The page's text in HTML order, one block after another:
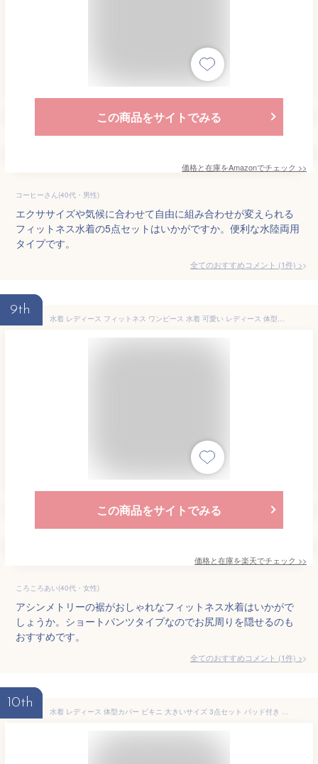
この商品をサイトでみる
価格と在庫をAmazonでチェック >>
コーヒーさん(40代・男性)
エクササイズや気候に合わせて自由に組み合わせが変えられる
フィットネス水着の5点セットはいかがですか。便利な水陸両用
タイプです。
全てのおすすめコメント (1件) >
9th
水着 レディース フィットネス ワンピース 水着 可愛い レディース 体型カバー オールインワン 20代 30代 40代 女性用 大きいサイズ フィットネス 水着 競泳水着 送料無料
この商品をサイトでみる
価格と在庫を楽天でチェック >>
ころころあい(40代・女性)
アシンメトリーの裾がおしゃれなフィットネス水着はいかがで
しょうか。ショートパンツタイプなのでお尻周りを隠せるのも
おすすめです。
全てのおすすめコメント (1件) >
10th
水着 レディース 体型カバー ビキニ 大きいサイズ 3点セット パッド付き セパレート ショートパンツ フリル 花柄 無地 白 黄色 ラッシュガード 小胸女子 シンプル フィットネス水着 ぽっちゃり カバーアップ ハイウエスト 体系カバー 20代 30代 40代 50代 60代